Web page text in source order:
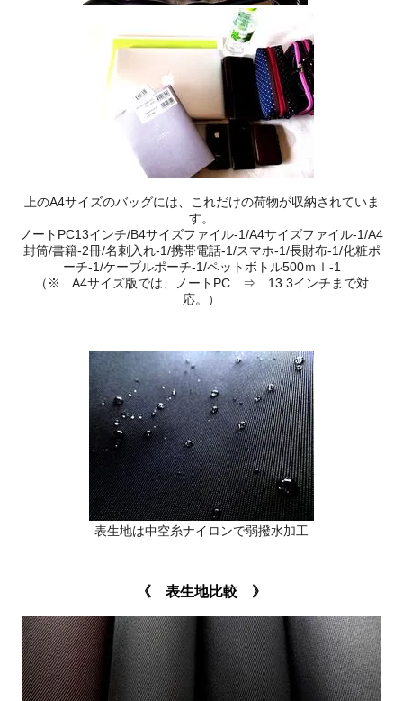
上のA4サイズのバッグには、これだけの荷物が収納されていま
す。
ノートPC13インチ/B4サイズファイル-1/A4サイズファイル-1/A4
封筒/書籍-2冊/名刺入れ-1/携帯電話-1/スマホ-1/長財布‐1/化粧ポ
ーチ-1/ケーブルポーチ-1/ペットボトル500ｍｌ-1
（※ A4サイズ版では、ノートPC ⇒ 13.3インチまで対
応。）
表生地は中空糸ナイロンで弱撥水加工
《 表生地比較 》